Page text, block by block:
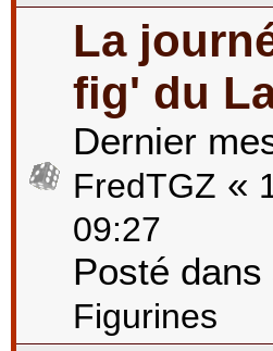
La
fig' du
Dernier
FredTGZ «
09:27
Posté dans
Figurines